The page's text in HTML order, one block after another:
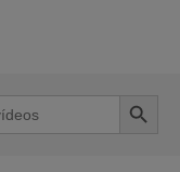
Botón de